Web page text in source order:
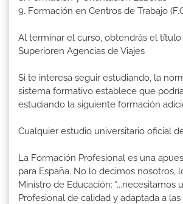
9. Formación en Centros de Trabajo
Al terminar el curso, obtendrás el título
Superioren Agencias de Viajes
Si te interesa seguir estudiando, la
sistema formativo establece que
estudiando la siguiente formación
Cualquier estudio universitario oficial
La Formación Profesional es una
para España. No lo decimos nosotros,
Ministro de Educación: "...necesitamos
Profesional de calidad y adaptada a